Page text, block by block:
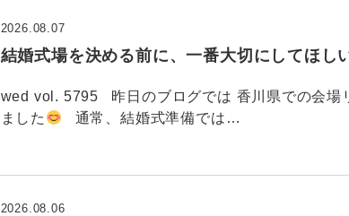
結婚式場を決める前に、一番大切にしてほし
2026.08.07
wed vol. 5795 昨日のブログでは 香川県での会場
ました
通常、結婚式準備では…
2026.08.06